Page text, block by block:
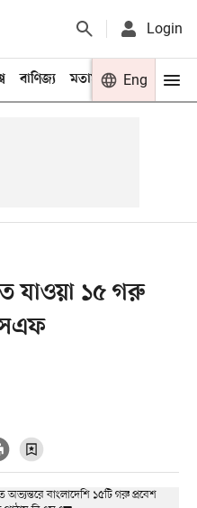
Login
বাণিজ্য মতামত খেলা
Eng
যাওয়া ১৫ গরু